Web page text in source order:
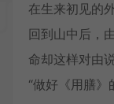
在生来初见的
回到山中后，
命却这样对由
“做好《用膳》